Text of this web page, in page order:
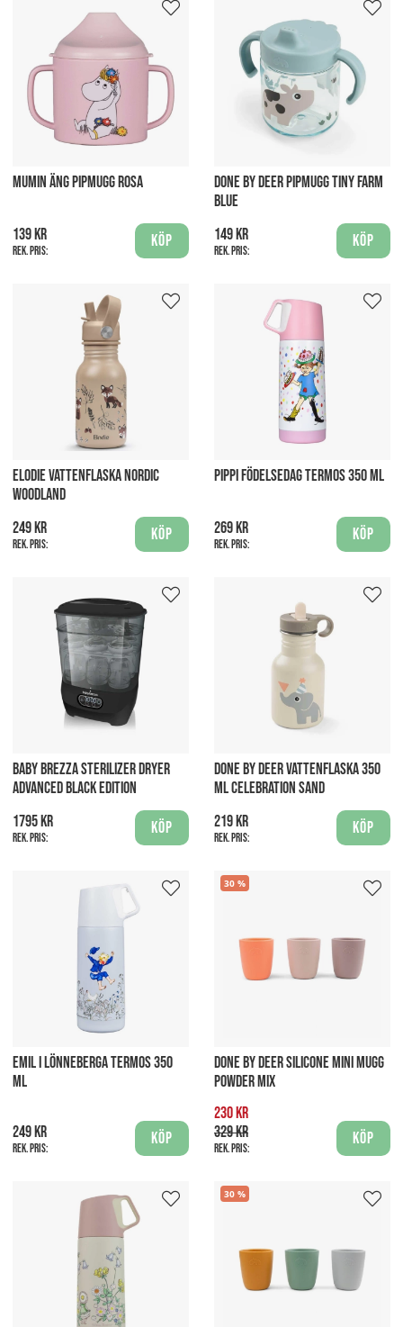
MUMIN ÄNG PIPMUGG ROSA
139 kr
Rek. pris:
Köp
DONE BY DEER PIPMUGG TINY FARM
BLUE
149 kr
Rek. pris:
Köp
ELODIE VATTENFLASKA NORDIC
WOODLAND
249 kr
Rek. pris:
Köp
PIPPI FÖDELSEDAG TERMOS 350 ML
269 kr
Rek. pris:
Köp
BABY BREZZA STERILIZER DRYER
ADVANCED BLACK EDITION
1795 kr
Rek. pris:
Köp
DONE BY DEER VATTENFLASKA 350
ML CELEBRATION SAND
219 kr
Rek. pris:
Köp
EMIL I LÖNNEBERGA TERMOS 350
ML
249 kr
Rek. pris:
Köp
30
DONE BY DEER SILICONE MINI MUGG
POWDER MIX
230 kr
329 kr
Rek. pris:
Köp
30